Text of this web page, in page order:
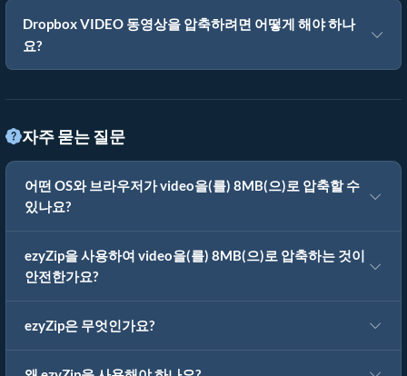
Dropbox VIDEO 동영상을 압축하려면 어떻게 해야 하나
요?
자주 묻는 질문
어떤 OS와 브라우저가 video을(를) 8MB(으)로 압축할 수
있나요?
ezyZip을 사용하여 video을(를) 8MB(으)로 압축하는 것이
안전한가요?
ezyZip은 무엇인가요?